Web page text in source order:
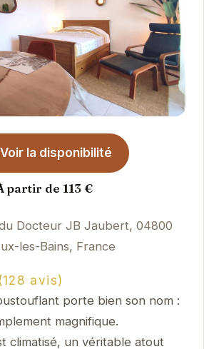
Voir la disponibilité
partir de 113 €
Docteur JB Jaubert, 04800
les-Bains, France
(128 avis)
porte bien son nom :
magnifique.
climatisé, un véritable atout